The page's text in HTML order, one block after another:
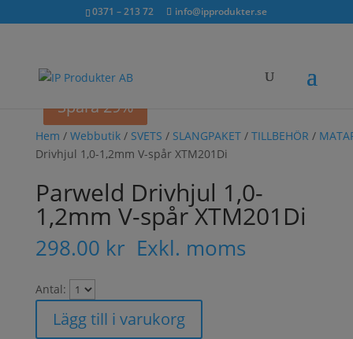
inkl. moms0371 – 213 72 info@ipprodukter.se
Sök...
×
Hem / Webbutik/ SVETS / SLANGPAKET/ TILLBEHÖR /
Drivhjul 1,0-1,2mm V-spår XTM201Di
Parweld Drivhjul 1,0-
1,2mm V-spår XTM201Di
298.00 kr Exkl. moms
Antal:
Lägg till i varukorg
Spara 46%
Spara 29%